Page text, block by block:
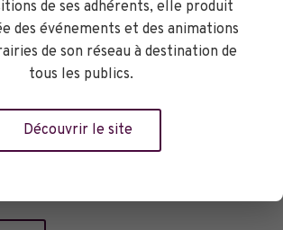
de saccager la Nature il
enfin intégrer que nous sommes,
la Nature.
illustré et très
bravo !"
de ses adhérents, elle produit
des événements et des animations
de son réseau à destination de
tous les publics.
Découvrir le site